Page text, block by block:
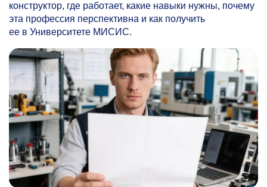
конструктор, где работает, какие навыки нужны, почему
эта профессия перспективна и как получить
ее в Университете МИСИС.